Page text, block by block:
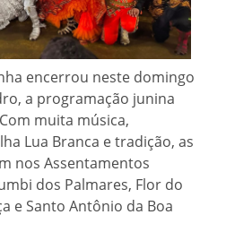
encerrou neste domingo
a programação junina
muita música,
Lua Branca e tradição, as
nos Assentamentos
dos Palmares, Flor do
e Santo Antônio da Boa